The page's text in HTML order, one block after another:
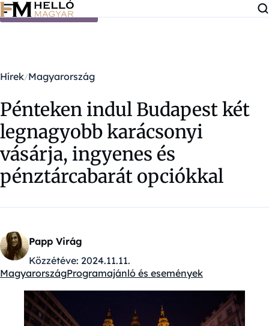
Ugrás a tartalomra
Hírek Magyarország
Pénteken indul Budapest két
legnagyobb karácsonyi
vásárja, ingyenes és
pénztárcabarát opciókkal
Papp Virág
Közzétéve: 2024.11.11.
Kategóriák:
MagyarországProgramajánló és események